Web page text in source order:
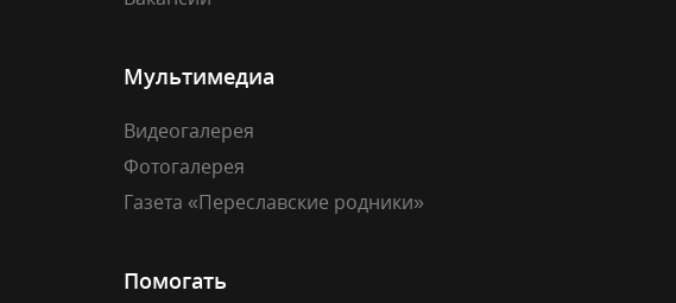
Мультимедиа
Видеогалерея
Фотогалерея
Газета «Переславские родники»
Помогать